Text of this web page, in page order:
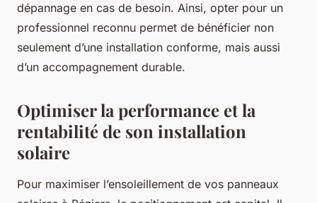
dépannage en cas de besoin. Ainsi, opter pour un
professionnel reconnu permet de bénéficier non
seulement d’une installation conforme, mais aussi
d’un accompagnement durable.
Optimiser la performance et la
rentabilité de son installation
solaire
Pour maximiser l’ensoleillement de vos panneaux